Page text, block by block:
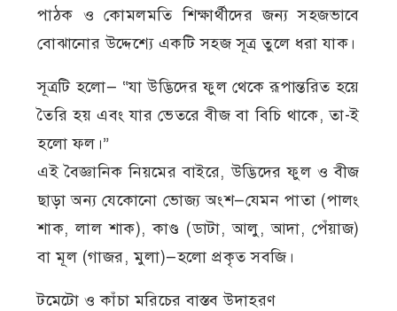
পাঠক ও কোমলমতি শিক্ষার্থীদের জন্য সহজভাবে
বোঝানোর উদ্দেশ্যে একটি সহজ সূত্র তুলে ধরা যাক।
সূত্রটি হলো— “যা উদ্ভিদের ফুল থেকে রূপান্তরিত হয়ে
তৈরি হয় এবং যার ভেতরে বীজ বা বিচি থাকে, তা-ই
হলো ফল।”
এই বৈজ্ঞানিক নিয়মের বাইরে, উদ্ভিদের ফুল ও বীজ
ছাড়া অন্য যেকোনো ভোজ্য অংশ—যেমন পাতা (পালং
শাক, লাল শাক), কাণ্ড (ডাটা, আলু, আদা, পেঁয়াজ)
বা মূল (গাজর, মুলা)—হলো প্রকৃত সবজি।
টমেটো ও কাঁচা মরিচের বাস্তব উদাহরণ